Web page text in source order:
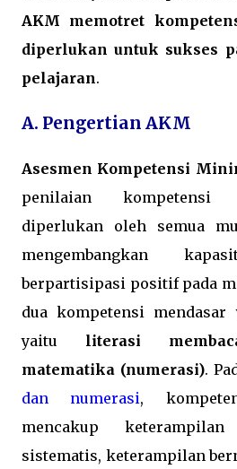
AKM memotret
diperlukan untuk sukses
pelajaran.
A. Pengertian AKM
Asesmen Kompetensi
penilaian kompetensi
diperlukan oleh semua
mengembangkan
berpartisipasi positif pada
dua kompetensi
yaitu literasi
matematika (numerasi).
dan numerasi,
mencakup
sistematis, keterampilan